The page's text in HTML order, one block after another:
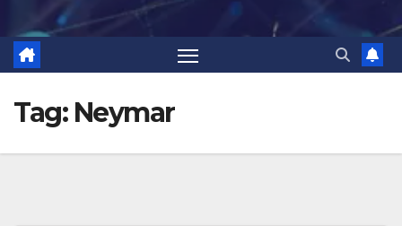
Tag: Neymar